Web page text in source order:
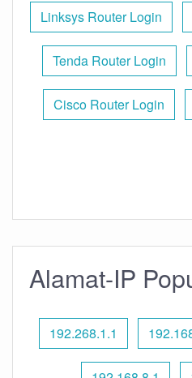
Linksys Router Login
Tenda Router Login
Cisco Router Login
Alamat-IP
192.268.1.1